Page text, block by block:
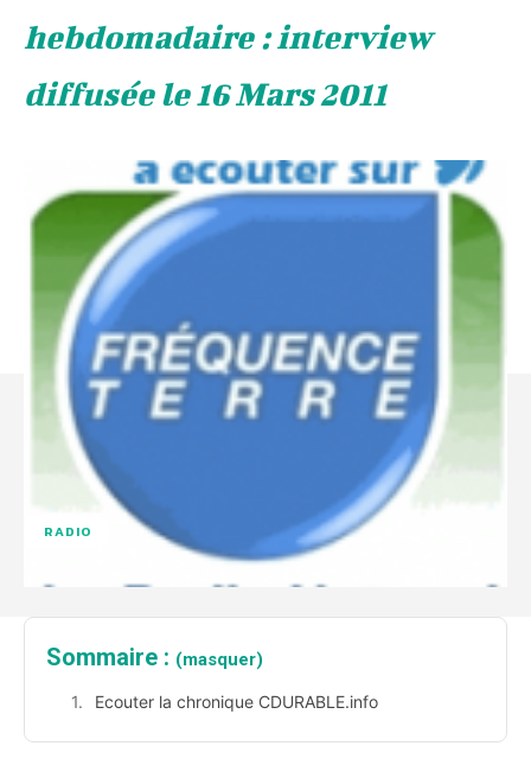
hebdomadaire : interview
diffusée le 16 Mars 2011
RADIO
Sommaire : (masquer)
Ecouter la chronique CDURABLE.info